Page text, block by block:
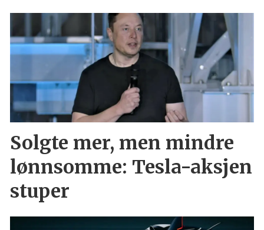
Solgte mer, men mindre
lønnsomme: Tesla-aksjen
stuper